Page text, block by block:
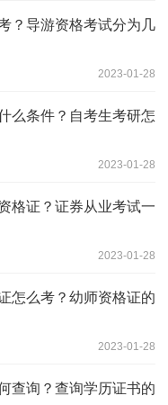
？导游资格考试分为几
2023-01-28
么条件？自考生考研怎
2023-01-28
格证？证券从业考试一
2023-01-28
怎么考？幼师资格证的
2023-01-28
查询？查询学历证书的